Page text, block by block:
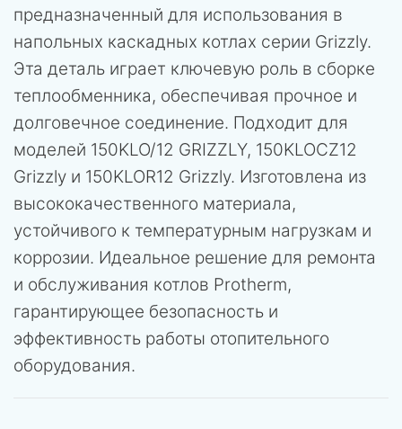
предназначенный для использования в
напольных каскадных котлах серии Grizzly.
Эта деталь играет ключевую роль в сборке
теплообменника, обеспечивая прочное и
долговечное соединение. Подходит для
моделей 150KLO/12 GRIZZLY, 150KLOCZ12
Grizzly и 150KLOR12 Grizzly. Изготовлена из
высококачественного материала,
устойчивого к температурным нагрузкам и
коррозии. Идеальное решение для ремонта
и обслуживания котлов Protherm,
гарантирующее безопасность и
эффективность работы отопительного
оборудования.